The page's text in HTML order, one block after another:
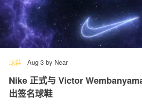
球鞋 - Aug 3 by Near
Nike 正式与 Victor
出签名球鞋